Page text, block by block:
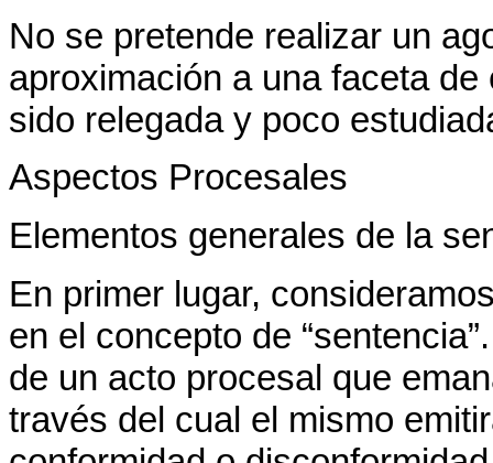
No se pretende realizar un
aproximación a una faceta
sido relegada y poco
Aspectos Procesales
Elementos generales de la
En primer lugar,
en el concepto de
de un acto procesal que
través del cual el mismo